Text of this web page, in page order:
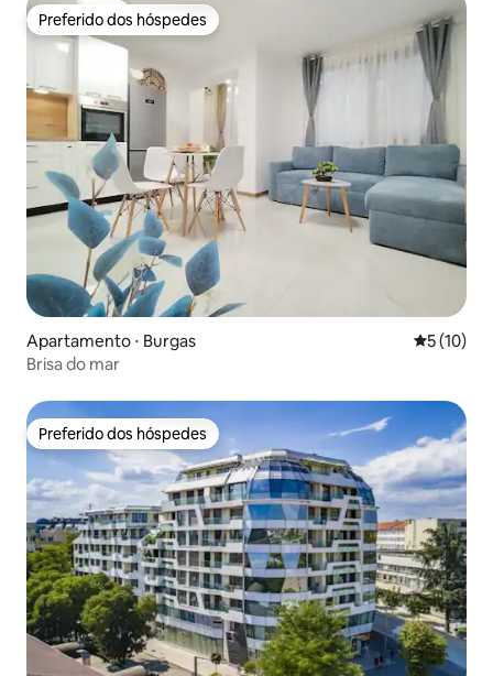
Preferido dos hóspedes
Preferido dos hóspedes
Apartamento ⋅ Burgas 5 de uma
5 (10)
Brisa do mar
Preferido dos hóspedes
Preferido dos hóspedes